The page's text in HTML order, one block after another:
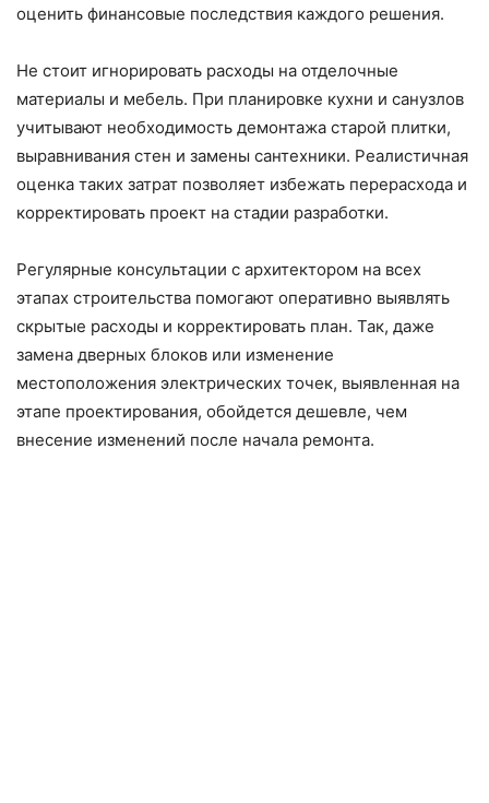
оценить финансовые последствия каждого решения.
Не стоит игнорировать расходы на отделочные
материалы и мебель. При планировке кухни и санузлов
учитывают необходимость демонтажа старой плитки,
выравнивания стен и замены сантехники. Реалистичная
оценка таких затрат позволяет избежать перерасхода и
корректировать проект на стадии разработки.
Регулярные консультации с архитектором на всех
этапах строительства помогают оперативно выявлять
скрытые расходы и корректировать план. Так, даже
замена дверных блоков или изменение
местоположения электрических точек, выявленная на
этапе проектирования, обойдется дешевле, чем
внесение изменений после начала ремонта.